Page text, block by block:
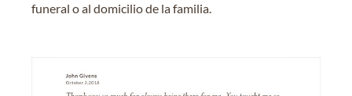
funeral o al domicilio de la familia.